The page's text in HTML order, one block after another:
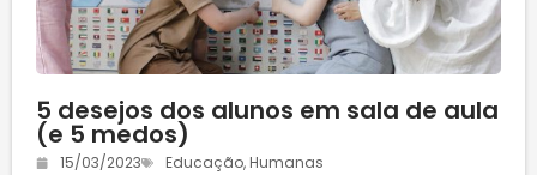
5 desejos dos alunos em sala de aula
(e 5 medos)
15/03/2023 Educação, Humanas